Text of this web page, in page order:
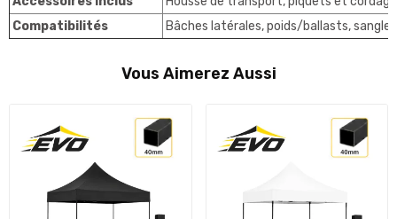
Compatibilités
Bâches latérales, poids/ballasts,
Vous Aimerez Aussi